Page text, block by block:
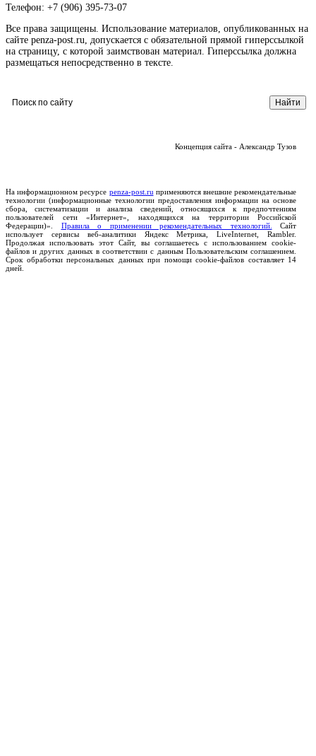
Телефон: +7 (906) 395-73-07
Все права защищены. Использование материалов, опубликованных на
сайте penza-post.ru, допускается с обязательной прямой гиперссылкой
на страницу, с которой заимствован материал. Гиперссылка должна
размещаться непосредственно в тексте.
Концепция сайта - Александр Тузов
На информационном ресурсе penza-post.ru применяются внешние рекомендательные
технологии (информационные технологии предоставления информации на основе
сбора, систематизации и анализа сведений, относящихся к предпочтениям
пользователей сети «Интернет», находящихся на территории Российской
Федерации)». Правила о применении рекомендательных технологий.
Сайт
использует сервисы веб-аналитики Яндекс Метрика, LiveInternet, Rambler.
Продолжая использовать этот Сайт, вы соглашаетесь с использованием cookie-
файлов и других данных в соответствии с данным Пользовательским соглашением.
Срок обработки персональных данных при помощи cookie-файлов составляет 14
дней.